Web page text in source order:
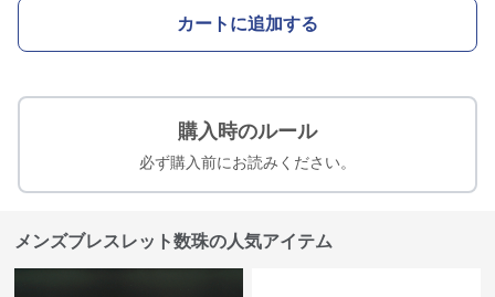
カートに追加する
購入時のルール
必ず購入前にお読みください。
メンズブレスレット数珠の人気アイテム